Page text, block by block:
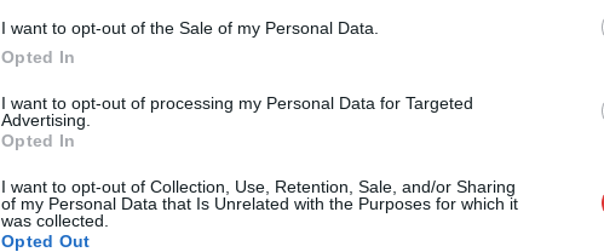
I want to opt-out of the Sale of my Personal Data.
Opted In
I want to opt-out of processing my Personal Data for Targeted
Advertising.
Opted In
I want to opt-out of Collection, Use, Retention, Sale, and/or Sharing
of my Personal Data that Is Unrelated with the Purposes for which it
was collected.
Opted Out
hullám a választások előtt. Ismét egy
Elvi jóváhagyását adta a gyulai képviselő-
befektetőt vonna be a Gyulahús Kft.-be – írta